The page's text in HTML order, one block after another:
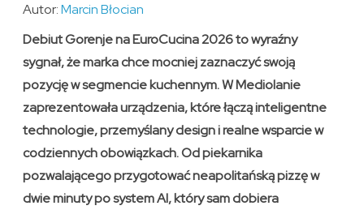
Autor:Marcin Błocian
Debiut Gorenje na EuroCucina 2026 to wyraźny
sygnał, że marka chce mocniej zaznaczyć swoją
pozycję w segmencie kuchennym. W Mediolanie
zaprezentowała urządzenia, które łączą inteligentne
technologie, przemyślany design i realne wsparcie w
codziennych obowiązkach. Od piekarnika
pozwalającego przygotować neapolitańską pizzę w
dwie minuty po system AI, który sam dobiera